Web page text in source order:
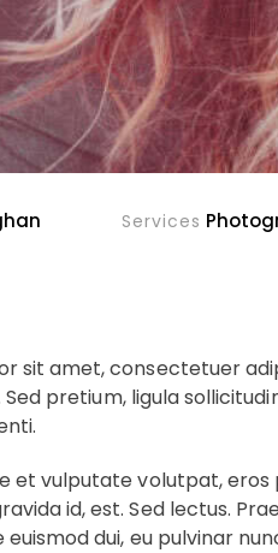
Services
sit amet, consectetuer
Sed pretium, ligula
et vulputate volutpat,
id, est. Sed lectus.
euismod dui, eu pulvinar